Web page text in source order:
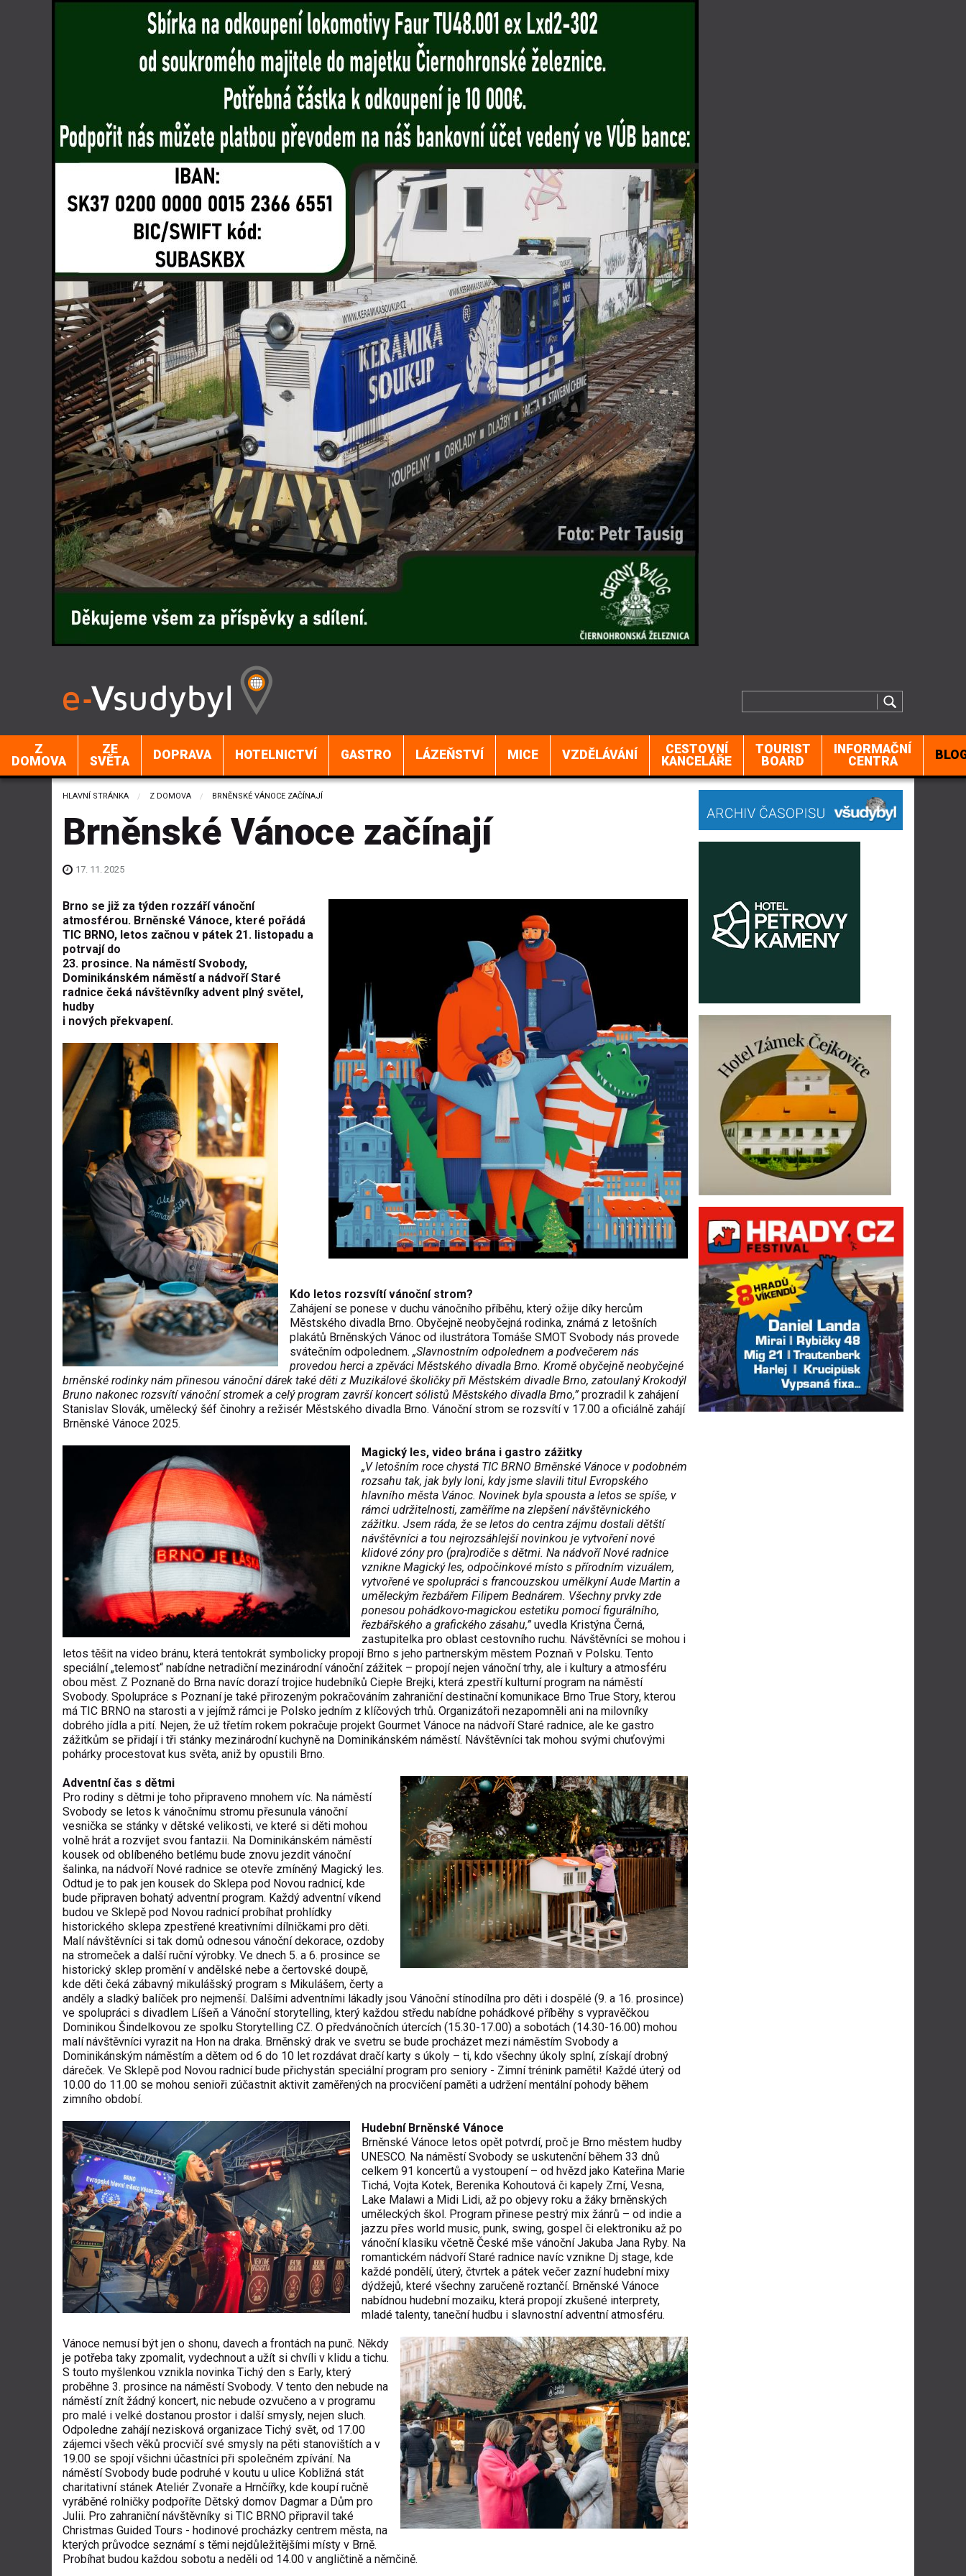
Z
DOMOVA
ZE
SVĚTA
DOPRAVA HOTELNICTVÍ GASTRO LÁZEŇSTVÍ MICE VZDĚLÁVÁNÍ
CESTOVNÍ
KANCELÁŘE
TOURIST
BOARD
INFORMAČNÍ
CENTRA
HLAVNÍ STRÁNKA Z DOMOVA CURRENT:
BRNĚNSKÉ VÁNOCE ZAČÍNAJÍ
Brněnské Vánoce začínají
17. 11. 2025
Brno se již za týden rozzáří vánoční
atmosférou. Brněnské Vánoce, které pořádá
TIC BRNO, letos začnou v pátek 21. listopadu a
potrvají do
23. prosince. Na náměstí Svobody,
Dominikánském náměstí a nádvoří Staré
radnice čeká návštěvníky advent plný světel,
hudby
i nových překvapení.
Kdo letos rozsvítí vánoční strom?
Zahájení se ponese v duchu vánočního příběhu, který ožije díky hercům
Městského divadla Brno. Obyčejně neobyčejná rodinka, známá z letošních
plakátů Brněnských Vánoc od ilustrátora Tomáše SMOT Svobody nás provede
svátečním odpolednem. „Slavnostním odpolednem a podvečerem nás
provedou herci a zpěváci Městského divadla Brno. Kromě obyčejně neobyčejné
brněnské rodinky nám přinesou vánoční dárek také děti z Muzikálové školičky při Městském divadle Brno, zatoulaný Krokodýl
Bruno nakonec rozsvítí vánoční stromek a celý program završí koncert sólistů Městského divadla Brno,” prozradil k zahájení
Stanislav Slovák, umělecký šéf činohry a režisér Městského divadla Brno. Vánoční strom se rozsvítí v 17.00 a oficiálně zahájí
Brněnské Vánoce 2025.
Magický les, video brána i gastro zážitky
„V letošním roce chystá TIC BRNO Brněnské Vánoce v podobném
rozsahu tak, jak byly loni, kdy jsme slavili titul Evropského
hlavního města Vánoc. Novinek byla spousta a letos se spíše, v
rámci udržitelnosti, zaměříme na zlepšení návštěvnického
zážitku. Jsem ráda, že se letos do centra zájmu dostali dětští
návštěvníci a tou nejrozsáhlejší novinkou je vytvoření nové
klidové zóny pro (pra)rodiče s dětmi. Na nádvoří Nové radnice
vznikne Magický les, odpočinkové místo s přírodním vizuálem,
vytvořené ve spolupráci s francouzskou umělkyní Aude Martin a
uměleckým řezbářem Filipem Bednárem. Všechny prvky zde
ponesou pohádkovo-magickou estetiku pomocí figurálního,
řezbářského a grafického zásahu,” uvedla Kristýna Černá,
zastupitelka pro oblast cestovního ruchu. Návštěvníci se mohou i
letos těšit na video bránu, která tentokrát symbolicky propojí Brno s jeho partnerským městem Poznaň v Polsku. Tento
speciální „telemost“ nabídne netradiční mezinárodní vánoční zážitek – propojí nejen vánoční trhy, ale i kultury a atmosféru
obou měst. Z Poznaně do Brna navíc dorazí trojice hudebníků Ciepłe Brejki, která zpestří kulturní program na náměstí
Svobody. Spolupráce s Poznaní je také přirozeným pokračováním zahraniční destinační komunikace Brno True Story, kterou
má TIC BRNO na starosti a v jejímž rámci je Polsko jedním z klíčových trhů. Organizátoři nezapomněli ani na milovníky
dobrého jídla a pití. Nejen, že už třetím rokem pokračuje projekt Gourmet Vánoce na nádvoří Staré radnice, ale ke gastro
zážitkům se přidají i tři stánky mezinárodní kuchyně na Dominikánském náměstí. Návštěvníci tak mohou svými chuťovými
pohárky procestovat kus světa, aniž by opustili Brno.
Adventní čas s dětmi
Pro rodiny s dětmi je toho připraveno mnohem víc. Na náměstí
Svobody se letos k vánočnímu stromu přesunula vánoční
vesnička se stánky v dětské velikosti, ve které si děti mohou
volně hrát a rozvíjet svou fantazii. Na Dominikánském náměstí
kousek od oblíbeného betlému bude znovu jezdit vánoční
šalinka, na nádvoří Nové radnice se otevře zmíněný Magický les.
Odtud je to pak jen kousek do Sklepa pod Novou radnicí, kde
bude připraven bohatý adventní program. Každý adventní víkend
budou ve Sklepě pod Novou radnicí probíhat prohlídky
historického sklepa zpestřené kreativními dílničkami pro děti.
Malí návštěvníci si tak domů odnesou vánoční dekorace, ozdoby
na stromeček a další ruční výrobky. Ve dnech 5. a 6. prosince se
historický sklep promění v andělské nebe a čertovské doupě,
kde děti čeká zábavný mikulášský program s Mikulášem, čerty a
anděly a sladký balíček pro nejmenší. Dalšími adventními lákadly jsou Vánoční stínodílna pro děti i dospělé (9. a 16. prosince)
ve spolupráci s divadlem Líšeň a Vánoční storytelling, který každou středu nabídne pohádkové příběhy s vypravěčkou
Dominikou Šindelkovou ze spolku Storytelling CZ. O předvánočních útercích (15.30-17.00) a sobotách (14.30-16.00) mohou
malí návštěvníci vyrazit na Hon na draka. Brněnský drak ve svetru se bude procházet mezi náměstím Svobody a
Dominikánským náměstím a dětem od 6 do 10 let rozdávat dračí karty s úkoly – ti, kdo všechny úkoly splní, získají drobný
dáreček. Ve Sklepě pod Novou radnicí bude přichystán speciální program pro seniory - Zimní trénink paměti! Každé úterý od
10.00 do 11.00 se mohou senioři zúčastnit aktivit zaměřených na procvičení paměti a udržení mentální pohody během
zimního období.
Hudební Brněnské Vánoce
Brněnské Vánoce letos opět potvrdí, proč je Brno městem hudby
UNESCO. Na náměstí Svobody se uskutenční během 33 dnů
celkem 91 koncertů a vystoupení – od hvězd jako Kateřina Marie
Tichá, Vojta Kotek, Berenika Kohoutová či kapely Zrní, Vesna,
Lake Malawi a Midi Lidi, až po objevy roku a žáky brněnských
uměleckých škol. Program přinese pestrý mix žánrů – od indie a
jazzu přes world music, punk, swing, gospel či elektroniku až po
vánoční klasiku včetně České mše vánoční Jakuba Jana Ryby. Na
romantickém nádvoří Staré radnice navíc vznikne Dj stage, kde
každé pondělí, úterý, čtvrtek a pátek večer zazní hudební mixy
dýdžejů, které všechny zaručeně roztančí. Brněnské Vánoce
nabídnou hudební mozaiku, která propojí zkušené interprety,
mladé talenty, taneční hudbu i slavnostní adventní atmosféru.
Vánoce nemusí být jen o shonu, davech a frontách na punč. Někdy
je potřeba taky zpomalit, vydechnout a užít si chvíli v klidu a tichu.
S touto myšlenkou vznikla novinka Tichý den s Early, který
proběhne 3. prosince na náměstí Svobody. V tento den nebude na
náměstí znít žádný koncert, nic nebude ozvučeno a v programu
pro malé i velké dostanou prostor i další smysly, nejen sluch.
Odpoledne zahájí nezisková organizace Tichý svět, od 17.00
zájemci všech věků procvičí své smysly na pěti stanovištích a v
19.00 se spojí všichni účastníci při společném zpívání. Na
náměstí Svobody bude podruhé v koutu u ulice Kobližná stát
charitativní stánek Ateliér Zvonaře a Hrnčířky, kde koupí ručně
vyráběné rolničky podpoříte Dětský domov Dagmar a Dům pro
Julii. Pro zahraniční návštěvníky si TIC BRNO připravil také
Christmas Guided Tours - hodinové procházky centrem města, na
kterých průvodce seznámí s těmi nejdůležitějšími místy v Brně.
Probíhat budou každou sobotu a neděli od 14.00 v angličtině a němčině.